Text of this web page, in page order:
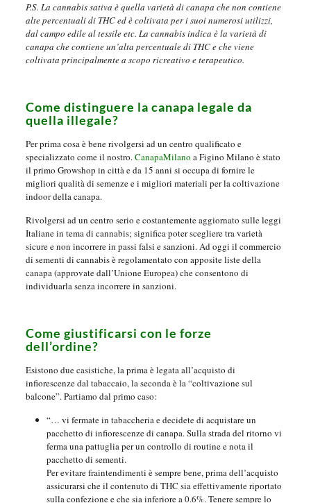
P.S. La cannabis sativa è quella varietà di canapa che non contiene
alte percentuali di THC ed è coltivata per i suoi numerosi utilizzi,
dal campo edile al tessile etc. La cannabis indica è la varietà di
canapa che contiene un’alta percentuale di THC e che viene
coltivata principalmente a scopo ricreativo e terapeutico.
Come distinguere la canapa legale da
quella illegale?
Per prima cosa è bene rivolgersi ad un centro qualificato e
specializzato come il nostro.CanapaMilano a Figino Milano è stato
il primo Growshop in città e da 15 anni si occupa di fornire le
migliori qualità di semenze e i migliori materiali per la coltivazione
indoor della canapa.
Rivolgersi ad un centro serio e costantemente aggiornato sulle leggi
Italiane in tema di cannabis; significa poter scegliere tra varietà
sicure e non incorrere in passi falsi e sanzioni. Ad oggi il commercio
di sementi di cannabis è regolamentato con apposite liste della
canapa (approvate dall’Unione Europea) che consentono di
individuarla senza incorrere in sanzioni.
Come giustificarsi con le forze
dell’ordine?
Esistono due casistiche, la prima è legata all’acquisto di
infiorescenze dal tabaccaio, la seconda è la “coltivazione sul
balcone”. Partiamo dal primo caso:
“… vi fermate in tabaccheria e decidete di acquistare un
pacchetto di infiorescenze di canapa. Sulla strada del ritorno vi
ferma una pattuglia per un controllo di routine e nota il
pacchetto di sementi.
Per evitare fraintendimenti è sempre bene, prima dell’acquisto
assicurarsi che il contenuto di THC sia effettivamente riportato
sulla confezione e che sia inferiore a 0.6%. Tenere sempre lo